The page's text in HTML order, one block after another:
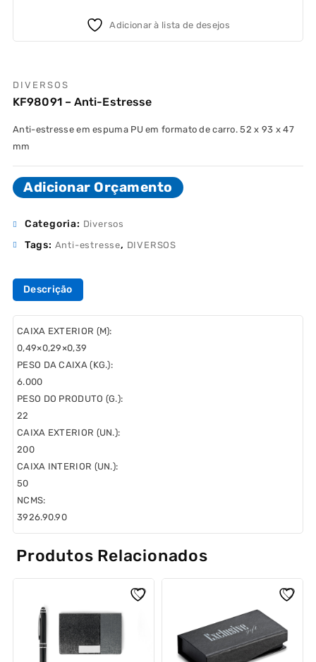
Adicionar à lista de desejos
DIVERSOS
KF98091 – Anti-Estresse
Anti-estresse em espuma PU em formato de carro. 52 x 93 x 47
mm
Adicionar Orçamento
Categoria: Diversos
Tags: Anti-estresse, DIVERSOS
Descrição
CAIXA EXTERIOR (M):
0,49×0,29×0,39
PESO DA CAIXA (KG.):
6.000
PESO DO PRODUTO (G.):
22
CAIXA EXTERIOR (UN.):
200
CAIXA INTERIOR (UN.):
50
NCMS:
3926.90.90
Produtos Relacionados